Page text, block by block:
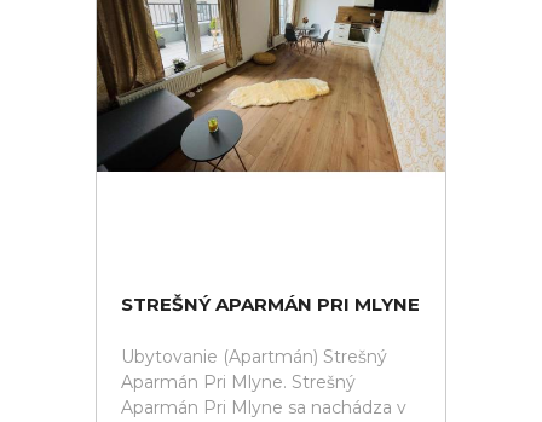
STREŠNÝ APARMÁN PRI MLYNE
Ubytovanie (Apartmán) Strešný
Aparmán Pri Mlyne. Strešný
Aparmán Pri Mlyne sa nachádza v